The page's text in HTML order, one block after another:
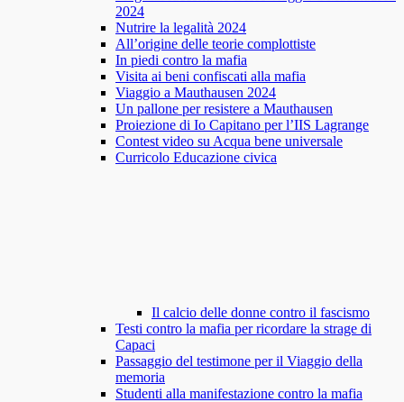
2024
Nutrire la legalità 2024
All’origine delle teorie complottiste
In piedi contro la mafia
Visita ai beni confiscati alla mafia
Viaggio a Mauthausen 2024
Un pallone per resistere a Mauthausen
Proiezione di Io Capitano per l’IIS Lagrange
Contest video su Acqua bene universale
Curricolo Educazione civica
Il calcio delle donne contro il fascismo
Testi contro la mafia per ricordare la strage di
Capaci
Passaggio del testimone per il Viaggio della
memoria
Studenti alla manifestazione contro la mafia